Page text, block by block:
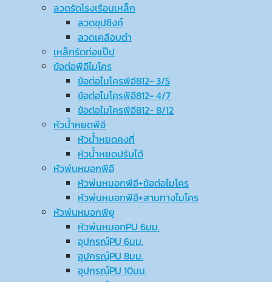
ลวดรัดโรงเรือนเหล็ก
ลวดชุปซิงค์
ลวดเคลือบดำ
เหล็กรัดท่อแป๊ป
ข้อต่อพีอีไมโคร
ข้อต่อไมโครพีอี812- 3/5
ข้อต่อไมโครพีอี812- 4/7
ข้อต่อไมโครพีอี812- 8/12
หัวน้ำหยดพีอี
หัวน้ำหยดคงที่
หัวน้ำหยดปรับได้
หัวพ่นหมอกพีอี
หัวพ่นหมอกพีอี+ข้อต่อไมโคร
หัวพ่นหมอกพีอี+สามทางไมโคร
หัวพ่นหมอกพียู
หัวพ่นหมอกPU 6มม.
อุปกรณ์ฺPU 6มม.
อุปกรณ์ฺPU 8มม.
อุปกรณ์ฺPU 10มม.